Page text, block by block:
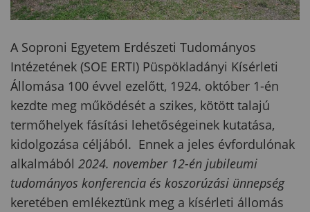
A Soproni Egyetem Erdészeti Tudományos
Intézetének (SOE ERTI) Püspökladányi Kísérleti
Állomása 100 évvel ezelőtt, 1924. október 1-én
kezdte meg működését a szikes, kötött talajú
termőhelyek fásítási lehetőségeinek kutatása,
kidolgozása céljából. Ennek a jeles évfordulónak
alkalmából 2024. november 12-én jubileumi
tudományos konferencia és koszorúzási ünnepség
keretében emlékeztünk meg a kísérleti állomás